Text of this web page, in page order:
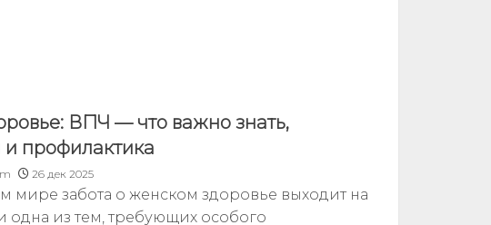
ВПЧ — что важно знать,
профилактика
26 дек 2025
мире забота о женском здоровье выходит на
одна из тем, требующих особого